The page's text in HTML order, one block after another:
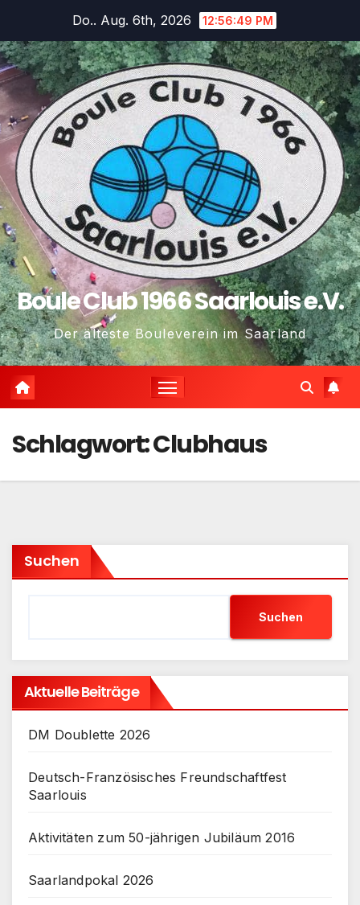
springen
Do.. Aug. 6th, 2026 12:56:51 PM
Boule Club 1966 Saarlouis e.V.
Der älteste Bouleverein im Saarland
Schlagwort:Clubhaus
Suchen
Suchen
Aktuelle Beiträge
DM Doublette 2026
Deutsch-Französisches Freundschaftfest
Saarlouis
Aktivitäten zum 50-jährigen Jubiläum 2016
Saarlandpokal 2026